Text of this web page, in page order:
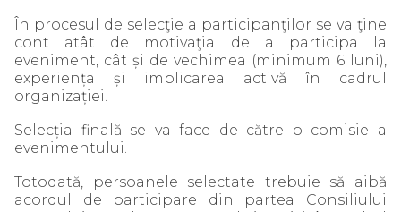
În procesul de selecţie a participanţilor se va ţine
cont atât de motivaţia de a participa la
eveniment, cât și de vechimea (minimum 6 luni),
experiența și implicarea activă în cadrul
organizației.
Selecția finală se va face de către o comisie a
evenimentului.
Totodată, persoanele selectate trebuie să aibă
acordul de participare din partea Consiliului